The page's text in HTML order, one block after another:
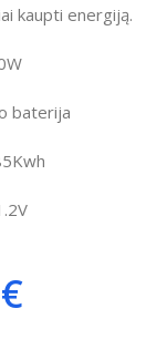
kaupti energiją.
baterija
€